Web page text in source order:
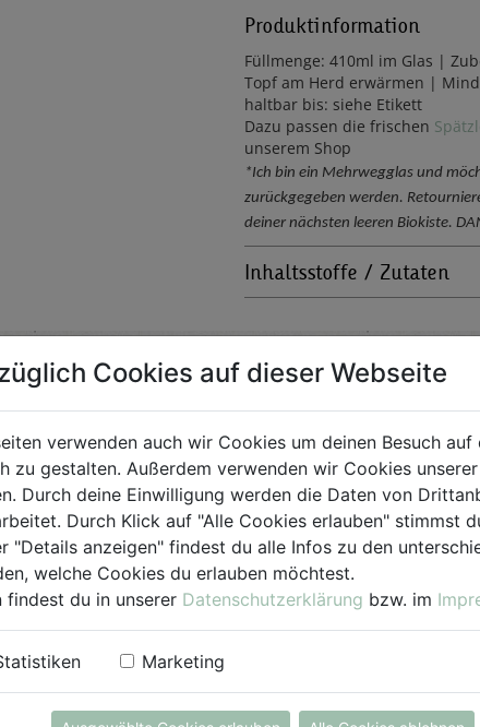
Produktinformation
Füllmenge: 410ml im Glas |
Topf am Herd erwärmen |
haltbar bis: siehe Etikett
Dazu passen die frischen
unserem Shop
*Ich bin ein Mehrwegglas und
zurückgegeben werden.
deiner nächsten leeren Biokiste.
Inhaltsstoffe / Zutaten
Bio-
für Jedermann
Cookies auf dieser Webseite
verwenden auch wir Cookies um deinen Besuch auf
zu gestalten. Außerdem verwenden wir Cookies
Durch deine Einwilligung werden die Daten von
Durch Klick auf "Alle Cookies erlauben" stimmst
"Details anzeigen" findest du alle Infos zu den
welche Cookies du erlauben möchtest.
findest du in unserer Datenschutzerklärung bzw. im
Marketing